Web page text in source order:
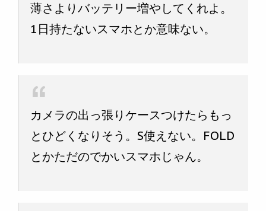
薄さよりバッテリー増やしてくれよ。
1日持たないスマホとか意味ない。
カメラの出っ張りケースつけたらもっ
とひどくなりそう。S使えない。FOLD
とかただのでかいスマホじゃん。